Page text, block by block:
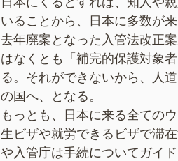
いることから、日本に多数が
去年廃案となった入管法改正
はなくとも「補完的保護対象
る。それができないから、人
の国へ、となる。
もっとも、日本に来る全ての
生ビザや就労できるビザで滞
や入管庁は手続についてガイ